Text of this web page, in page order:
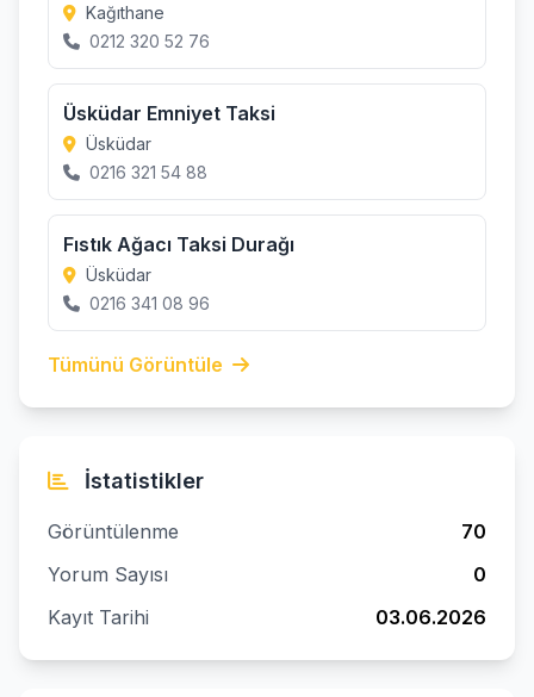
Kağıthane
0212 320 52 76
Üsküdar Emniyet Taksi
Üsküdar
0216 321 54 88
Fıstık Ağacı Taksi Durağı
Üsküdar
0216 341 08 96
Tümünü Görüntüle
İstatistikler
Görüntülenme
70
Yorum Sayısı
0
Kayıt Tarihi
03.06.2026